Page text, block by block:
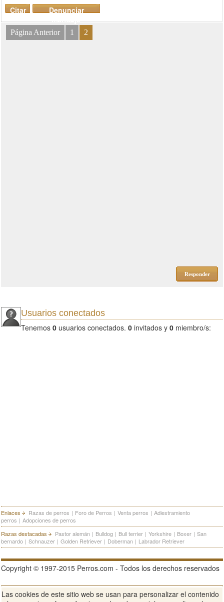
Denunciar
mensaje
Citar
Página Anterior 1 2
Responder
Usuarios conectados
Tenemos 0 usuarios conectados. 0 invitados y 0 miembro/s:
Enlaces Razas de perros | Foro de Perros | Venta perros | Adiestramiento
perros | Adopciones de perros
Razas destacadas
Pastor alemán | Bulldog | Bull terrier | Yorkshire | Boxer | San
bernardo | Schnauzer | Golden Retriever | Doberman | Labrador Retriever
Copyright © 1997-2015 Perros.com - Todos los derechos reservados
Publicidad en Perros.com | Contacte | Aviso Legal Política de
Las cookies de este sitio web se usan para personalizar el contenido